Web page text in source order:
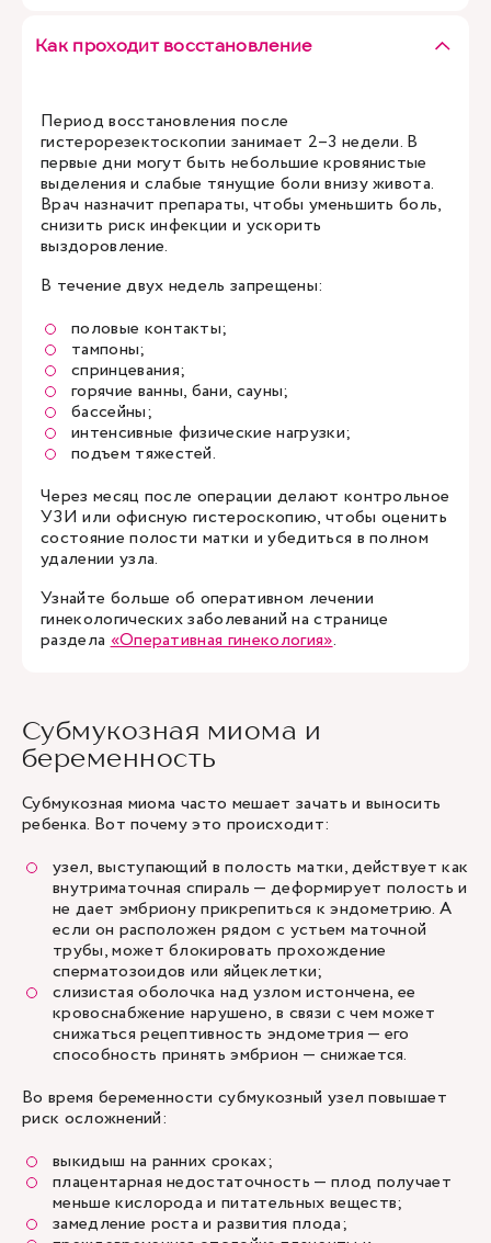
Как проходит восстановление
Период восстановления после
гистерорезектоскопии занимает 2–3 недели. В
первые дни могут быть небольшие кровянистые
выделения и слабые тянущие боли внизу живота.
Врач назначит препараты, чтобы уменьшить боль,
снизить риск инфекции и ускорить
выздоровление.
В течение двух недель запрещены:
половые контакты;
тампоны;
спринцевания;
горячие ванны, бани, сауны;
бассейны;
интенсивные физические нагрузки;
подъем тяжестей.
Через месяц после операции делают контрольное
УЗИ или офисную гистероскопию, чтобы оценить
состояние полости матки и убедиться в полном
удалении узла.
Узнайте больше об оперативном лечении
гинекологических заболеваний на странице
раздела«Оперативная гинекология».
Субмукозная миома и
беременность
Субмукозная миома часто мешает зачать и выносить
ребенка. Вот почему это происходит:
узел, выступающий в полость матки, действует как
внутриматочная спираль — деформирует полость и
не дает эмбриону прикрепиться к эндометрию. А
если он расположен рядом с устьем маточной
трубы, может блокировать прохождение
сперматозоидов или яйцеклетки;
слизистая оболочка над узлом истончена, ее
кровоснабжение нарушено, в связи с чем может
снижаться рецептивность эндометрия — его
способность принять эмбрион — снижается.
Во время беременности субмукозный узел повышает
риск осложнений:
выкидыш на ранних сроках;
плацентарная недостаточность — плод получает
меньше кислорода и питательных веществ;
замедление роста и развития плода;